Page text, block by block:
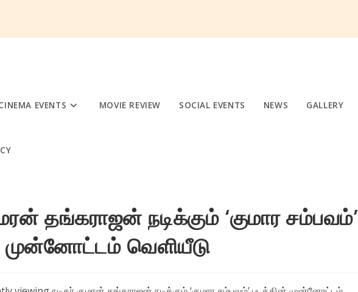
EVENTS MOVIE REVIEW SOCIAL EVENTS NEWS GALLERY
தங்கராஜன் நடிக்கும் ‘குமார சம்பவம்’
முன்னோட்டம் வெளியீடு